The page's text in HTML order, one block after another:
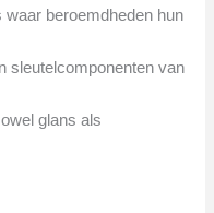
waar beroemdheden hun
sleutelcomponenten van
glans als